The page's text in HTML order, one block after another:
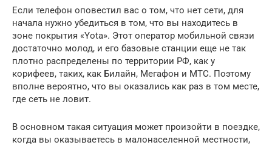
Если телефон оповестил вас о том, что нет сети, для
начала нужно убедиться в том, что вы находитесь в
зоне покрытия «Yota». Этот оператор мобильной связи
достаточно молод, и его базовые станции еще не так
плотно распределены по территории РФ, как у
корифеев, таких, как Билайн, Мегафон и МТС. Поэтому
вполне вероятно, что вы оказались как раз в том месте,
где сеть не ловит.
В основном такая ситуация может произойти в поездке,
когда вы оказываетесь в малонаселенной местности,